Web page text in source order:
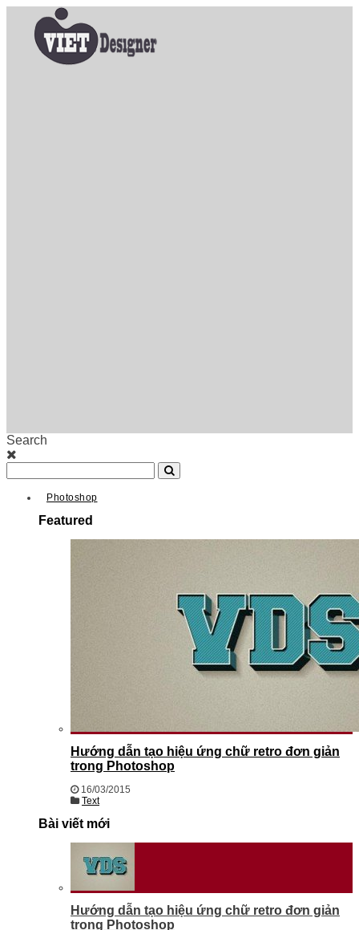
Search
Photoshop
Featured
Hướng dẫn tạo hiệu ứng chữ retro đơn giản
trong Photoshop
16/03/2015
Text
Bài viết mới
Hướng dẫn tạo hiệu ứng chữ retro đơn giản
trong Photoshop